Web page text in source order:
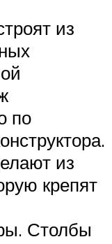
из
по
из
крепят
Столбы